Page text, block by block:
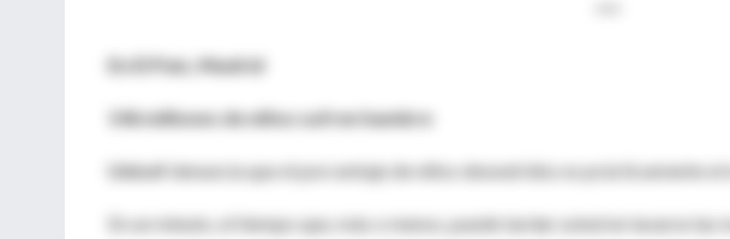
En El País, Madrid
146 millones de niños sufren hambre
Unicef denuncia que el porcentaje de niños desnutridos es prácticamente el
En un minuto, el tiempo que, más o menos, puede tardar usted en lavarse las